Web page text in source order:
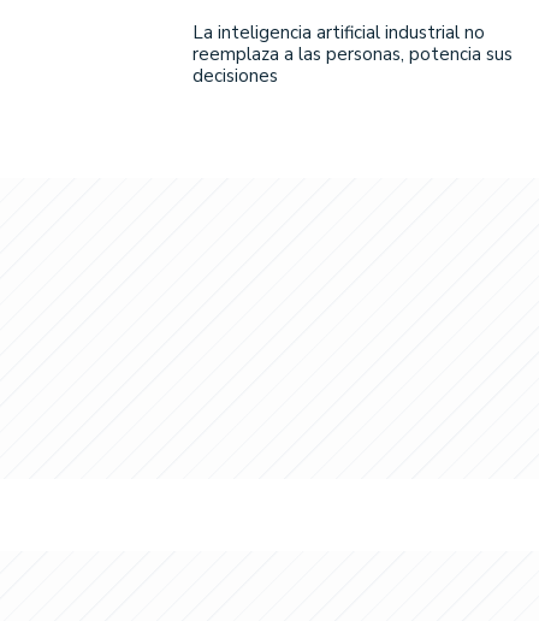
La inteligencia artificial industrial no
reemplaza a las personas, potencia sus
decisiones